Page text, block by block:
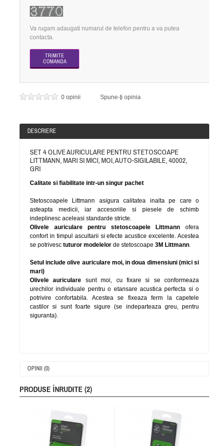
Va rugam adaugati numarul de telefon pentru a va putea
contacta.
0 opinii Spune-ţi opinia
DESCRIERE
SET 4 OLIVE AURICULARE PENTRU STETOSCOAPE
LITTMANN, MARI SI MICI, MOI, AUTO-SIGILABILE, 40002,
GRI
Calitate si fiabilitate intr-un singur pachet
Stetoscoapele Littmann asigura calitatea inalta pe care o
asteapta medicii, iar accesoriile si piesele de schimb
indeplinesc aceleasi standarde stricte.
Olivele auriculare pentru stetoscoapele Littmann ofera
confort in timpul ascultarii si efecte acustice excelente. Acestea
se potrivesc tuturor modelelor de stetoscoape 3M Littmann.
Setul include olive auriculare moi, in doua dimensiuni (mici si
mari)
Olivele auriculare sunt moi, cu fixare si se conformeaza
urechilor individuale pentru o etansare acustica perfecta si o
potrivire confortabila. Acestea se fixeaza ferm la capetele
castilor si sunt foarte sigure (se indeparteaza greu, pentru
siguranta).
OPINII (0)
PRODUSE ÎNRUDITE (2)